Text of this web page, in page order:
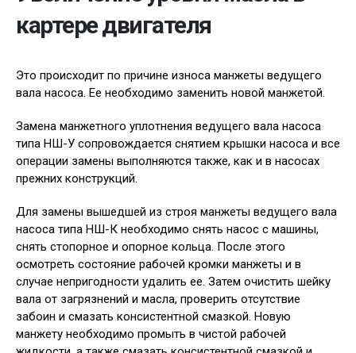
картере двигателя
Это происходит по причине износа манжеты ведущего
вала насоса. Ее необходимо заменить новой манжетой.
Замена манжетного уплотнения ведущего вала насоса
типа НШ-У сопровождается снятием крышки насоса и все
операции замены выполняются также, как и в насосах
прежних конструкций.
Для замены вышедшей из строя манжеты ведущего вала
насоса типа НШ-К необходимо снять насос с машины,
снять стопорное и опорное кольца. После этого
осмотреть состояние рабочей кромки манжеты и в
случае непригодности удалить ее. Затем очистить шейку
вала от загрязнений и масла, проверить отсутствие
забоин и смазать консистентной смазкой. Новую
манжету необходимо промыть в чистой рабочей